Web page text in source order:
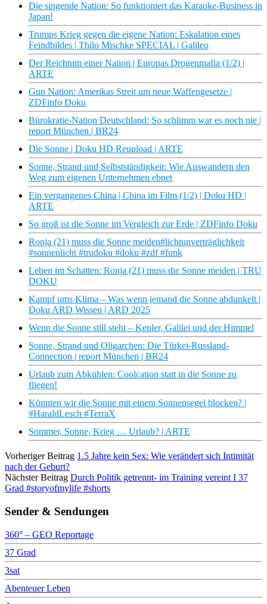
Die singende Nation: So funktioniert das Karaoke-Business in
Japan!
Trumps Krieg gegen die eigene Nation: Eskalation eines
Feindbildes | Thilo Mischke SPECIAL | Galileo
Der Reichtum einer Nation | Europas Drogenmafia (1/2) |
ARTE
Gun Nation: Amerikas Streit um neue Waffengesetze |
ZDFinfo Doku
Bürokratie-Nation Deutschland: So schlimm war es noch nie |
report München | BR24
Die Sonne | Doku HD Reupload | ARTE
Sonne, Strand und Selbstständigkeit: Wie Auswandern den
Weg zum eigenen Unternehmen ebnet
Ein vergangenes China | China im Film (1/2) | Doku HD |
ARTE
So groß ist die Sonne im Vergleich zur Erde | ZDFinfo Doku
Ronja (21) muss die Sonne meiden#lichtunverträglichkeit
#sonnenlicht #trudoku #doku #zdf #funk
Leben im Schatten: Ronja (21) muss die Sonne meiden | TRU
DOKU
Kampf ums Klima – Was wenn jemand die Sonne abdunkelt |
Doku ARD Wissen | ARD 2025
Wenn die Sonne still steht – Kepler, Galilei und der Himmel
Sonne, Strand und Oligarchen: Die Türkei-Russland-
Connection | report München | BR24
Urlaub zum Abkühlen: Coolcation statt in die Sonne zu
fliegen!
Könnten wir die Sonne mit einem Sonnensegel blocken? |
#HaraldLesch #TerraX
Sommer, Sonne, Krieg … Urlaub? | ARTE
Vorheriger Beitrag 1.5 Jahre kein Sex: Wie verändert sich Intimität
nach der Geburt?
Nächster Beitrag Durch Politik getrennt- im Training vereint I 37
Grad #storyofmylife #shorts
Sender & Sendungen
360° – GEO Reportage
37 Grad
3sat
Abenteuer Leben